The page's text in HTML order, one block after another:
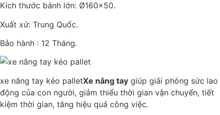
Kích thước bánh lớn: Ø160×50.
Xuất xứ: Trung Quốc.
Bảo hành : 12 Tháng.
xe nâng tay kéo palletXe nâng tay giúp giải phóng sức lao
động của con người, giảm thiểu thời gian vận chuyển, tiết
kiệm thời gian, tăng hiệu quả công việc.